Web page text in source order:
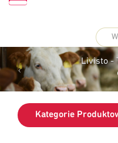
Kategorie